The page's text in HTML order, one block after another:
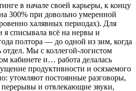
в начале своей карьеры, к концу
300% при довольно умеренной
халявных периодах). Для
я списывала всё на нервы и
полтора — до одной из зим, когда
отдел. Мы с коллегой-логистом
кабинете и… работа делалась
продуктивности и осязаемого
утомляют постоянные разговоры,
и отвлекающие звуки,